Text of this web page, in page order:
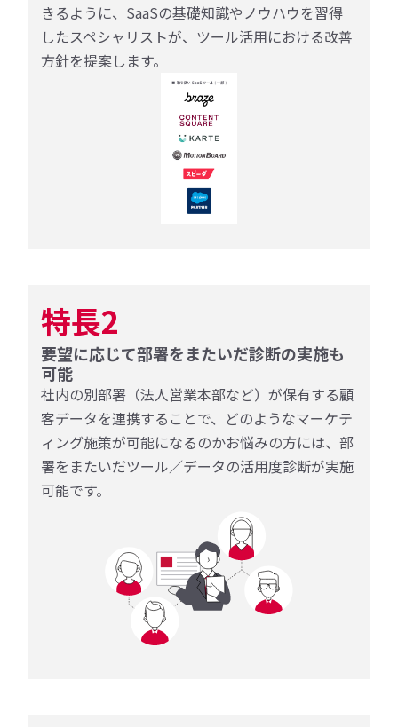
きるように、SaaSの基礎知識やノウハウを習得
したスペシャリストが、ツール活用における改善
方針を提案します。
特長2
要望に応じて部署をまたいだ診断の実施も
可能
社内の別部署（法人営業本部など）が保有する顧
客データを連携することで、どのようなマーケテ
ィング施策が可能になるのかお悩みの方には、部
署をまたいだツール／データの活用度診断が実施
可能です。